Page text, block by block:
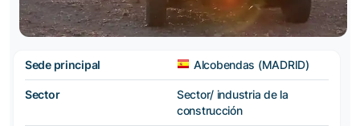
Sede principal Alcobendas (MADRID)
Sector
Sector/ industria de la
construcción